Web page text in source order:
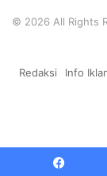
© 2026 All Rights
Redaksi
Info